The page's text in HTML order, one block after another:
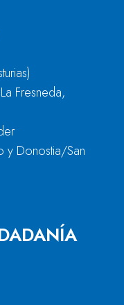
Fresneda,
y Donostia/San